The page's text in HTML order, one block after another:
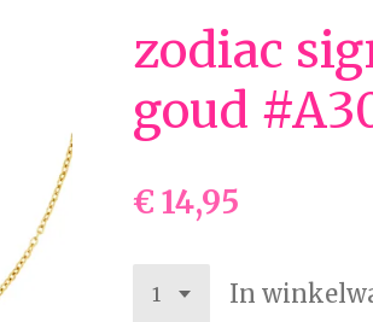
zodiac
goud
€ 14,95
In